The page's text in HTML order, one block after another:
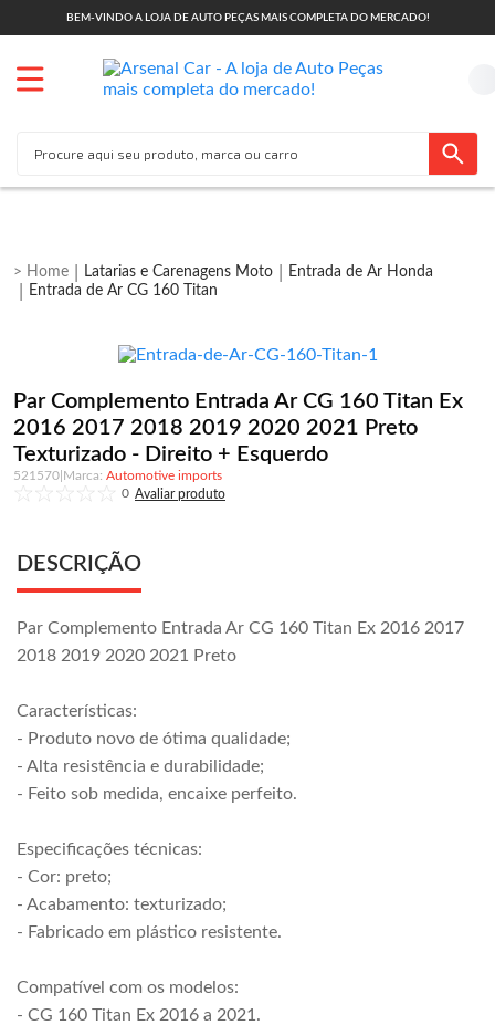
BEM-VINDO A LOJA DE AUTO PEÇAS MAIS COMPLETA DO MERCADO!
Latarias e Carenagens Moto
Entrada de Ar Honda
Entrada de Ar CG 160 Titan
Par Complemento Entrada Ar CG 160 Titan Ex
2016 2017 2018 2019 2020 2021 Preto
Texturizado - Direito + Esquerdo
521570
Automotive imports
0
DESCRIÇÃO
Par Complemento Entrada Ar CG 160 Titan Ex 2016 2017
2018 2019 2020 2021 Preto
Características:
- Produto novo de ótima qualidade;
- Alta resistência e durabilidade;
- Feito sob medida, encaixe perfeito.
Especificações técnicas:
- Cor: preto;
- Acabamento: texturizado;
- Fabricado em plástico resistente.
Compatível com os modelos:
- CG 160 Titan Ex 2016 a 2021.